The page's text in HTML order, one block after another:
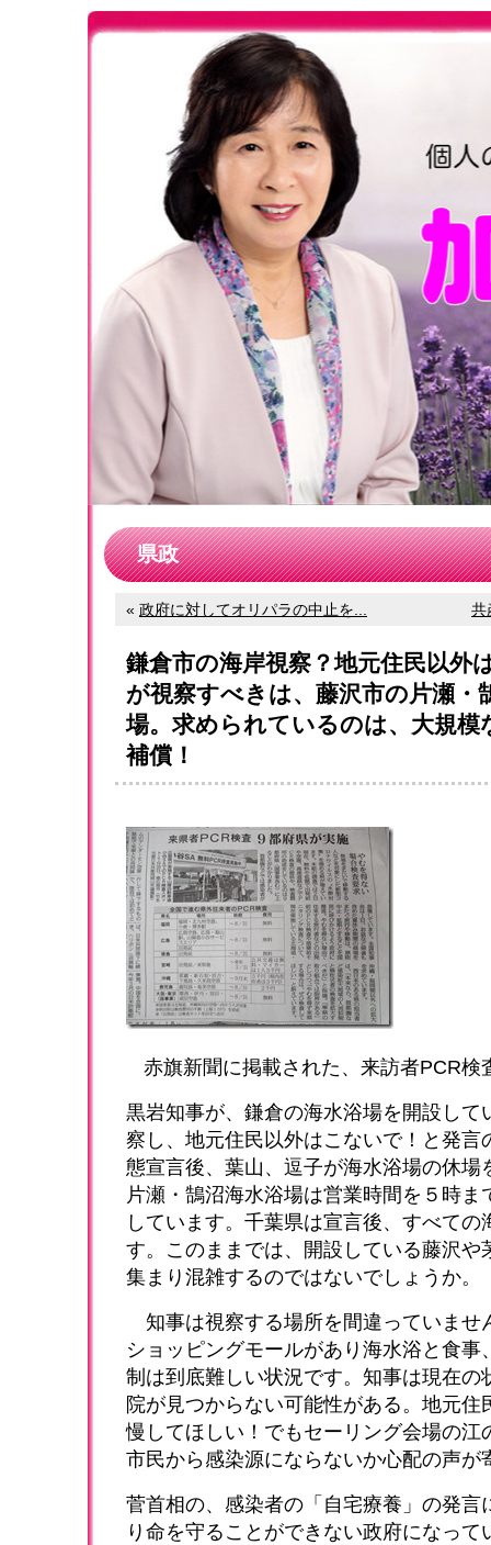
県政
« 政府に対してオリパラの中止を... 共
鎌倉市の海岸視察？地元住民以
が視察すべきは、藤沢市の片瀬・
場。求められているのは、大規模
補償！
赤旗新聞に掲載された、来訪者PCR検
黒岩知事が、鎌倉の海水浴場を開設して
察し、地元住民以外はこないで！と発言
態宣言後、葉山、逗子が海水浴場の休場
片瀬・鵠沼海水浴場は営業時間を５時ま
しています。千葉県は宣言後、すべて
す。このままでは、開設している藤沢や
集まり混雑するのではないでしょうか。
知事は視察する場所を間違っていませ
ショッピングモールがあり海水浴と食事
制は到底難しい状況です。知事は現在の
院が見つからない可能性がある。地元
慢してほしい！でもセーリング会場の江
市民から感染源にならないか心配の声が
菅首相の、感染者の「自宅療養」の発言
り命を守ることができない政府になって